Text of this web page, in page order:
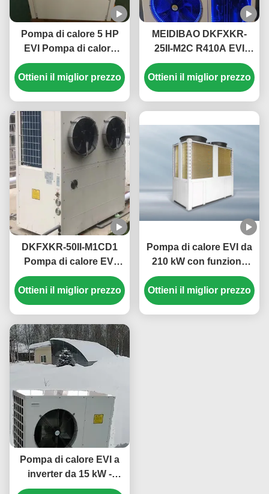
Pompa di calore 5 HP
EVI Pompa di calore
monoblocco elettrica
domestica Alta
temperatura fino a 55 °
Ottieni il miglior prezzo
MEIDIBAO DKFXKR-
25II-M2C R410A EVI
Inverter DC Pompa di
calore 50Hz Sorgente
d'aria fissa
Ottieni il miglior prezzo
DKFXKR-50II-M1CD1
Pompa di calore EVI
inverter con refrigerante
R410A 35,5 kW di
raffreddamento e
funzionamento -25~43
℃
Ottieni il miglior prezzo
Pompa di calore EVI da
210 kW con funzione
antigelo per acqua
calda commerciale nelle
scuole
Ottieni il miglior prezzo
Pompa di calore EVI a
inverter da 15 kW -
Sistema di